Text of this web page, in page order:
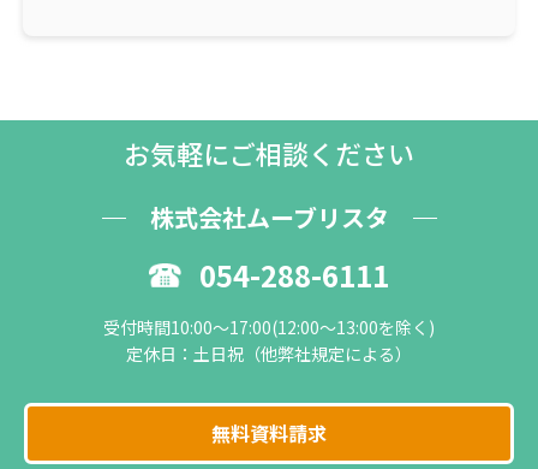
お気軽にご相談ください
株式会社ムーブリスタ
054-288-6111
受付時間10:00～17:00(12:00～13:00を除く)
定休日：土日祝（他弊社規定による）
無料資料請求